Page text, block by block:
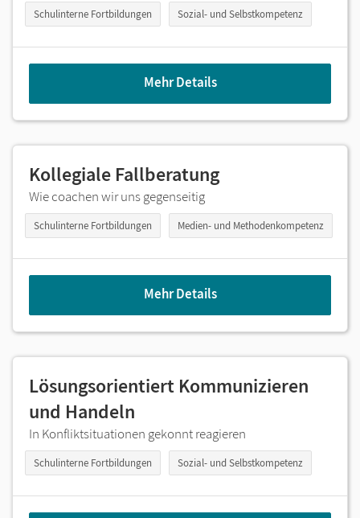
Schulinterne Fortbildungen Sozial- und Selbstkompetenz
Mehr Details
Kollegiale Fallberatung
Wie coachen wir uns gegenseitig
Schulinterne Fortbildungen Medien- und Methodenkompetenz
Mehr Details
Lösungsorientiert Kommunizieren
und Handeln
In Konfliktsituationen gekonnt reagieren
Schulinterne Fortbildungen Sozial- und Selbstkompetenz